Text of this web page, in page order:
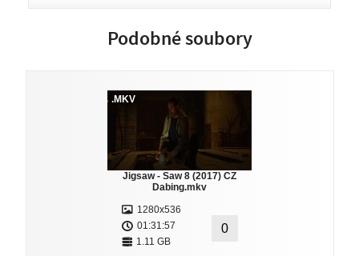
Podobné soubory
.MKV
Jigsaw - Saw 8 (2017) CZ
Dabing.mkv
1280x536
01:31:57
1.11 GB
0